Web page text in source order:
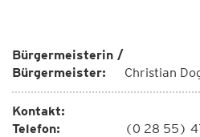
Bürgermeisterin /
Bürgermeister:
Christian
Kontakt:
Telefon:
(0 28 55)